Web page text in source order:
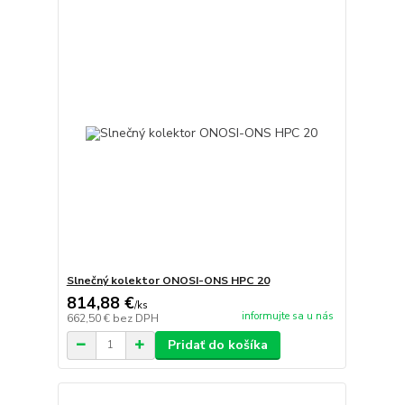
Slnečný kolektor ONOSI-ONS HPC 20
814,88 €/ks
662,50 € bez DPH informujte sa u nás
Pridať do košíka